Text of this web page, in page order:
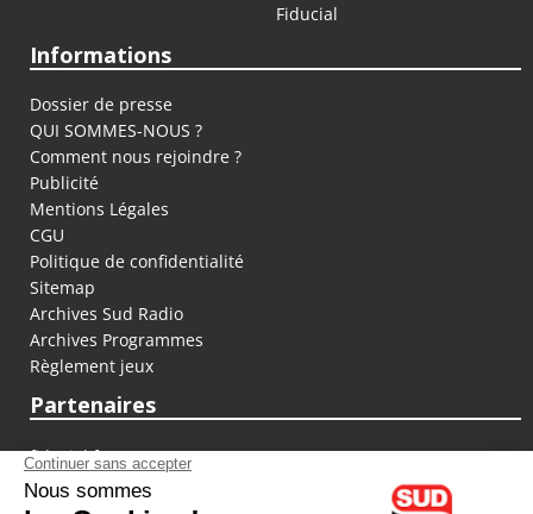
Fiducial
Informations
Dossier de presse
QUI SOMMES-NOUS ?
Comment nous rejoindre ?
Publicité
Mentions Légales
CGU
Politique de confidentialité
Sitemap
Archives Sud Radio
Archives Programmes
Règlement jeux
Partenaires
fiducial.fr
lyoncapitale.fr